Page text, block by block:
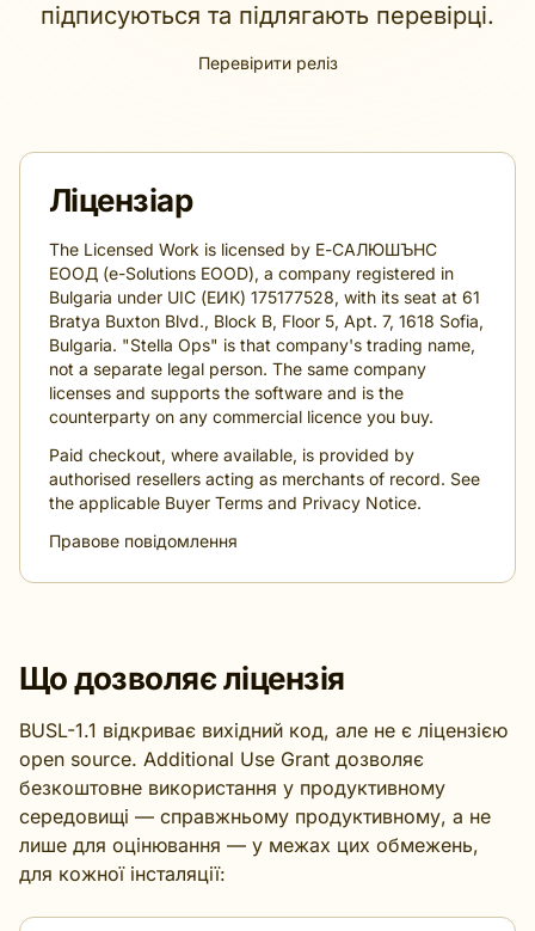
підписуються та підлягають перевірці.
Перевірити реліз
Ліцензіар
The Licensed Work is licensed by Е-САЛЮШЪНС
ЕООД (e-Solutions EOOD), a company registered in
Bulgaria under UIC (ЕИК) 175177528, with its seat at 61
Bratya Buxton Blvd., Block B, Floor 5, Apt. 7, 1618 Sofia,
Bulgaria. "Stella Ops" is that company's trading name,
not a separate legal person. The same company
licenses and supports the software and is the
counterparty on any commercial licence you buy.
Paid checkout, where available, is provided by
authorised resellers acting as merchants of record. See
the applicable Buyer Terms and Privacy Notice.
Правове повідомлення
Що дозволяє ліцензія
BUSL-1.1 відкриває вихідний код, але не є ліцензією
open source. Additional Use Grant дозволяє
безкоштовне використання у продуктивному
середовищі — справжньому продуктивному, а не
лише для оцінювання — у межах цих обмежень,
для кожної інсталяції: